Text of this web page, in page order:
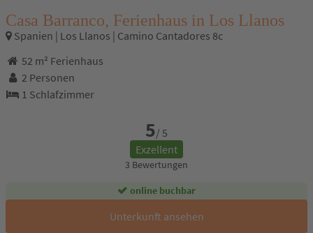
Casa Barranco, Ferienhaus in Los Llanos
Spanien | Los Llanos | Camino Cantadores 8c
52 m² Ferienhaus
2 Personen
1 Schlafzimmer
5/ 5
Exzellent
3 Bewertungen
online buchbar
Unterkunft ansehen